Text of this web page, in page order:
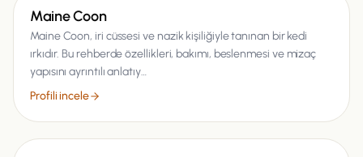
Kedi
Maine Coon
Maine Coon, iri cüssesi ve nazik kişiliğiyle tanınan bir kedi
ırkıdır. Bu rehberde özellikleri, bakımı, beslenmesi ve mizaç
yapısını ayrıntılı anlatıy…
Profili incele